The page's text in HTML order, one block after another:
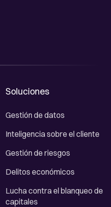
Soluciones
Gestión de datos
Inteligencia sobre el cliente
Gestión de riesgos
Delitos económicos
Lucha contra el blanqueo de
capitales